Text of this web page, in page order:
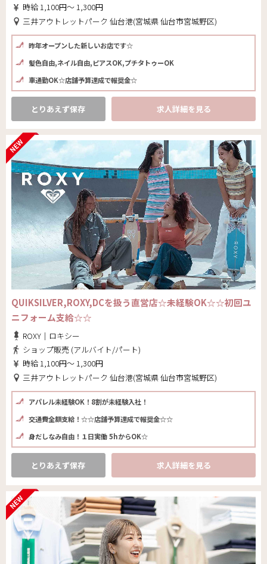
時給 1,100円～ 1,300円
三井アウトレットパーク 仙台港(宮城県 仙台市宮城野区)
昨年オープンした新しいお店です☆
髪色自由,ネイル自由,ピアスOK,プチタトゥーOK
車通勤OK☆店舗予算達成で報奨金☆
とりあえず保存 求人詳細を見る
QUIKSILVER,ROXY,DCを扱う直営店☆未経験OK☆☆初回ユ
ニフォーム支給☆☆
ROXY｜ロキシー
ショップ販売 (アルバイト/パート)
時給 1,100円～ 1,300円
三井アウトレットパーク 仙台港(宮城県 仙台市宮城野区)
アパレル未経験OK！8割が未経験入社！
交通費全額支給！☆☆店舗予算達成で報奨金☆☆
身だしなみ自由！１日実働 5hからOK☆
とりあえず保存 求人詳細を見る